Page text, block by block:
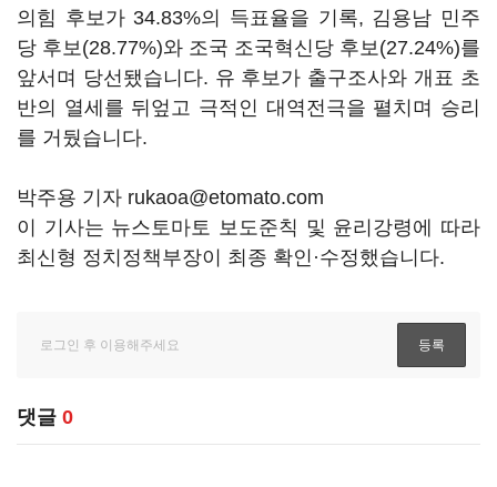
의힘 후보가 34.83%의 득표율을 기록, 김용남 민주
당 후보(28.77%)와 조국 조국혁신당 후보(27.24%)를
앞서며 당선됐습니다. 유 후보가 출구조사와 개표 초
반의 열세를 뒤엎고 극적인 대역전극을 펼치며 승리
를 거뒀습니다.
박주용 기자 rukaoa@etomato.com
이 기사는 뉴스토마토 보도준칙 및 윤리강령에 따라
최신형 정치정책부장이 최종 확인·수정했습니다.
댓글 0